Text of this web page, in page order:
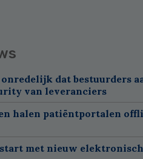
dat bestuurders
van leveranciers
halen patiëntportalen
met nieuw